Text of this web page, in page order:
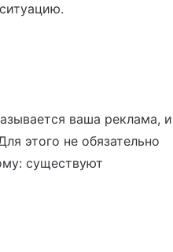
ваша реклама, и
этого не обязательно
существуют